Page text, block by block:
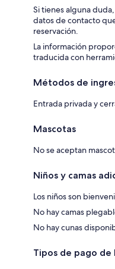
Si tienes alguna
datos de contacto
reservación.
La información
traducida con
Métodos de
Entrada privada y
Mascotas
No se aceptan
Niños y camas
Los niños son
No hay camas
No hay cunas
Tipos de pago de